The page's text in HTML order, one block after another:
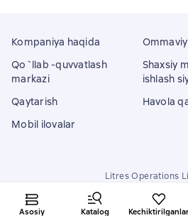
Asosiy Katalog
Kompaniya haqida
Qo`llab -quvvatlash
markazi
Qaytarish
Mobil ilovalar
Shaxsiy
ishlash
Havola
Litres Operations